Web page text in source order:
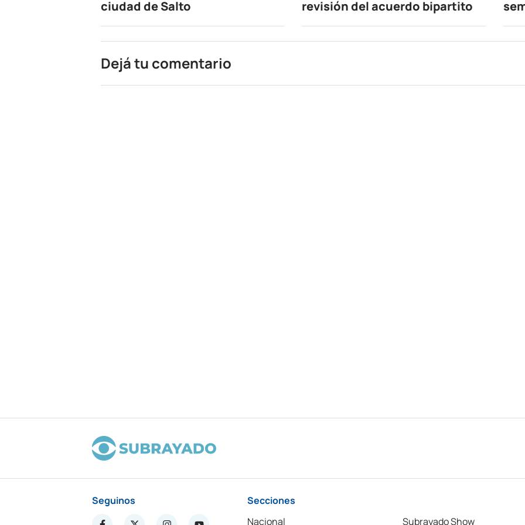
ciudad de Salto revisión del acuerdo bipartito
Dejá tu comentario
Seguinos
Secciones
Nacional
Subrayado Show